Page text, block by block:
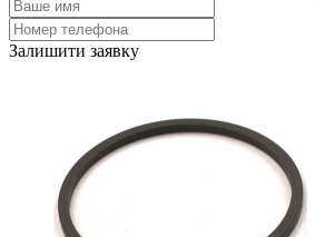
Залишити заявку